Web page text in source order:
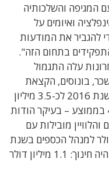
המגיפה והשלכותיה
ואיומים על
להגביר את המודעות
בתחום הזה".
עלה התגמול
בונוסים, הקצאת
מניות ואופציות, מ-2.4 מיליון דולר בשנת 2016 לכ-3.5 מיליון
דולר בשנת 2021 – עלייה של כ-40% בממוצע – בעיקר הודות
מובילות עם
של 8.1 מיליון דולר למנהל הכספים בשנת
2021. המגזר עם השכר הנמוך ביותר היה חינוך: 1.1 מיליון דולר